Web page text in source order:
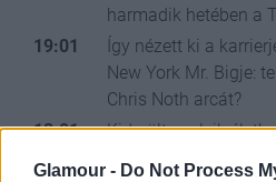
Glamour - Do Not Process
harmadik hetében a
19:01
Így nézett ki a
New York Mr. Bigje:
Chris Noth arcát?
18:01
Kiderült, melyik